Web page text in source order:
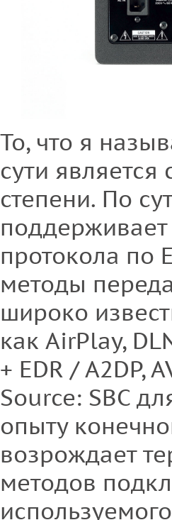
То, что я
сути
степени. По
протокола по
методы
широко
как AirPlay,
+ EDR / A2DP,
Source: SBC
опыту
возрождает
методов